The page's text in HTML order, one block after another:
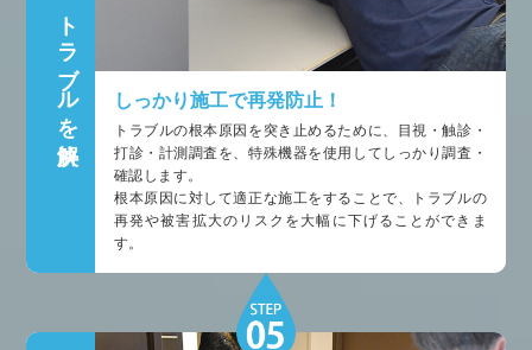
トラブルを解決 しっかり施工で再発防止！
トラブルの根本原因を突き止めるために、目視・触診・
打診・計測調査を、特殊機器を使用してしっかり調査・
確認します。
根本原因に対して適正な施工をすることで、トラブルの
再発や被害拡大のリスクを大幅に下げることができま
す。